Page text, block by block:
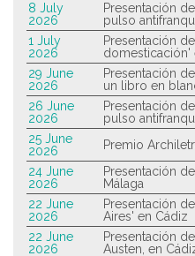
8 July
2026
Presentación
pulso
1 July
2026
Presentación
domesticación'
29 June
2026
Presentación
un libro en
26 June
2026
Presentación
pulso
25 June
2026
Premio
24 June
2026
Presentación
Málaga
22 June
2026
Presentación
Aires' en Cádiz
22 June
2026
Presentación
Austen, en